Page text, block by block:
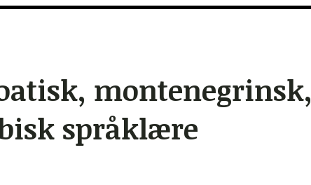
montenegrinsk,
språklære